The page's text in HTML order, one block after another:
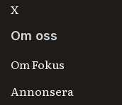
X
Om oss
Om Fokus
Annonsera